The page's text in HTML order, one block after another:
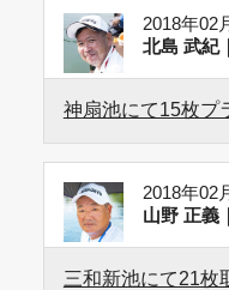
2018年02
北島 武紀
神扇池にて15枚プ
2018年02
山野 正義
三和新池にて21枚